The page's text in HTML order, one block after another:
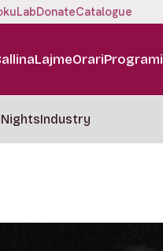
DonateCatalogue
LajmeOrariProgrami
Industry